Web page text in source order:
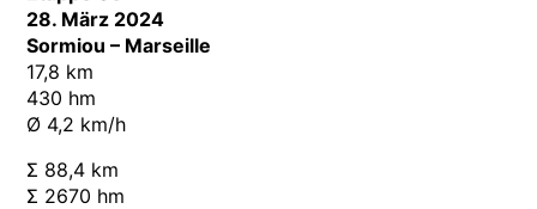
28. März 2024
Sormiou – Marseille
17,8 km
430 hm
Ø 4,2 km/h
Σ 88,4 km
Σ 2670 hm